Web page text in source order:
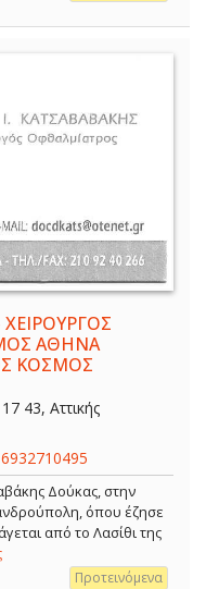
ΑΘΗΝΑ
ΚΟΣΜΟΣ
43, Αττικής
6932710495
Δούκας, στην
όπου έζησε
από το Λασίθι της
Προτεινόμενα